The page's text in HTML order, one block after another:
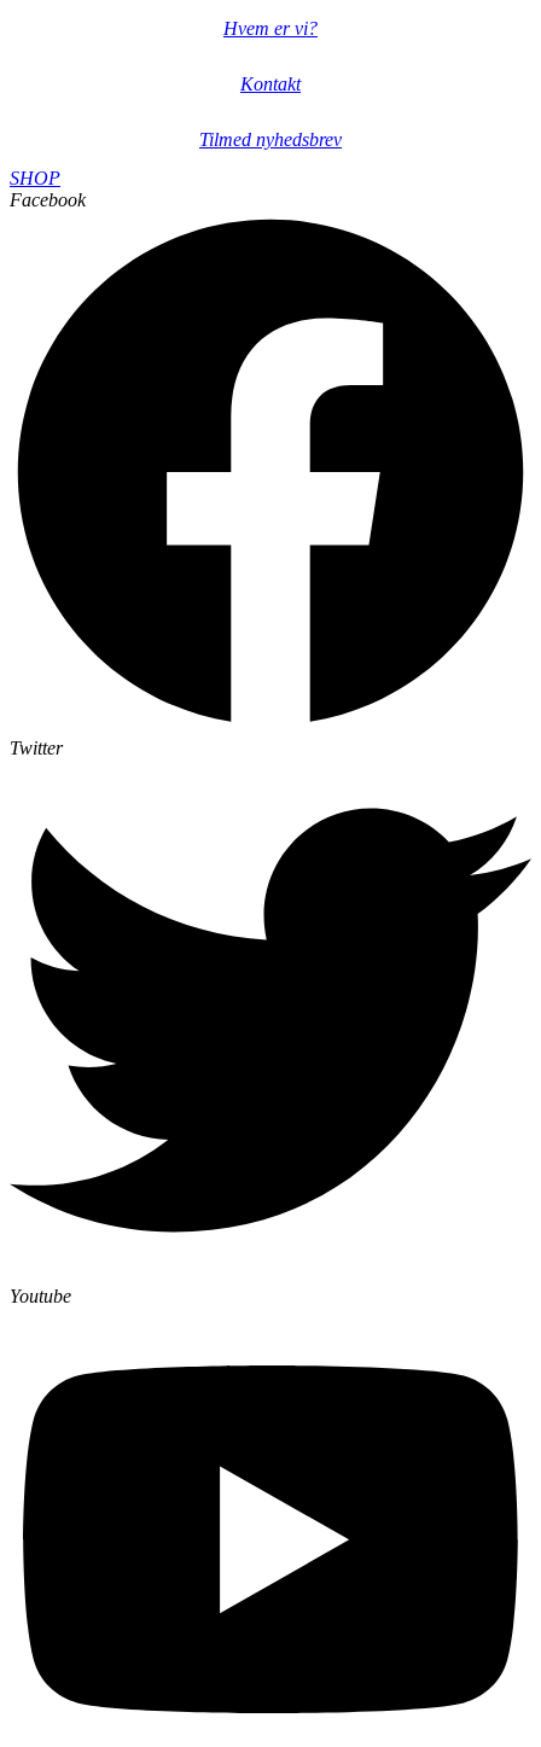
Hvem er vi?
Kontakt
Tilmed nyhedsbrev
SHOP
Facebook
Twitter
Youtube